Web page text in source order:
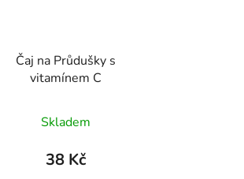
Čaj na Průdušky s
vitamínem C
Skladem
38 Kč